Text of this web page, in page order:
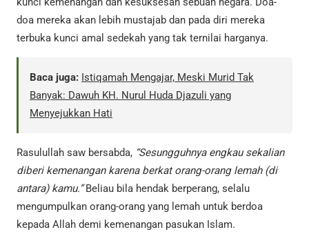
doa mereka akan lebih mustajab dan pada diri mereka
terbuka kunci amal sedekah yang tak ternilai harganya.
Baca juga: Istiqamah Mengajar, Meski Murid Tak
Banyak: Dawuh KH. Nurul Huda Djazuli yang
Menyejukkan Hati
Rasulullah saw bersabda, “Sesungguhnya engkau sekalian
diberi kemenangan karena berkat orang-orang lemah (di
antara) kamu.”Beliau bila hendak berperang, selalu
mengumpulkan orang-orang yang lemah untuk berdoa
kepada Allah demi kemenangan pasukan Islam.